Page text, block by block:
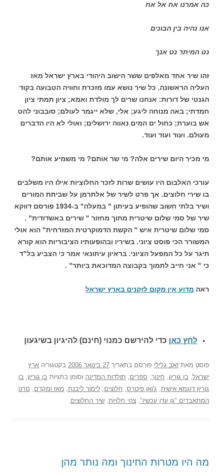
כה אמרנו אח אל אח
אנו נהיה בין הבונים
נט המיתר נט אנך
זהו שיר אחד מאלפים ששר הישוב היהודי בארץ ישראל מאז
העליה הראשונה. כל שיר נושא עמו מזכרת וחוויה הטבועה בקוד
הגנטי של דורות: אנחנו שרים לך מולדת ואמא; ציון תמתי ציון
חמדתי; באה מנוחה ליגע; אלי, שלא ייגמר לעולם; סובבוני להט
אש בוערת; כחול ים המים נאווה ירושלים; ואולי לא היו הדברים
מעולם. ועוד ועוד ועוד.
מי מכיר היום שירים אלה? מי שר אותם? מי משמיע אותם?
עורכי האלבום היו עושים שרות לזכר החלוציות אילו היו משלבים
בו שירי חלוצים. אך פרט לשיר של אלתרמן על שביתת המורים
ושיר בלתי חשוב שהופיע בעיתון " במעלה" ב-1934 פורסם דווקא
שיר של סמי שלום שיטרית מתוך מחזור " שירים באשדודית" .
סמי שלום שיטרית איש " הקשת הדמוקרטית המזרחית" הוא אולי
המשורר הכי פוסט ציוני. בשיריו ובהופעותיו הציבוריות הוא קורא
תיגר על כל המפעל הציוני. בראיון עיתונאי אמר כי הצביע בל"ד
כי " אני חייב לתמוך בקבוצה המדוכאת ביותר" .
ראה מדוע אין מקום לזקנים בארץ ישראל
לחץ כאן כדי להירשם כמנוי (חינם) להיגיון בשיגעון
פוסט מאת זאב גלילי פורסם בתאריך 27 בינואר 2006 בקטגוריה ארץ
ישראל, בן גוריון, חינוך, ספרים, תולדות המדינה וסומן בתגיות בן גוריון, בן
גוריון דוגמא אישית, ג'ואן פיטרס, חלוצים, לימור ליבנת, מאז ומקדם, סרט
המתאבדים "גן עדן עכשיו", צהי חלויות, שיר החלוצים.
מה היו מטרות החינוך ומה נותר מהן